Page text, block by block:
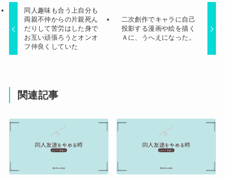
同人趣味も合う上自分も
両親不仲からの片親死ん
だりして苦労はした身で
お互い頑張ろうとオンオ
フ仲良くしていた
二次創作でキャラに自己
投影する漫画や絵を描く
Ａに、うへえになった。
関連記事